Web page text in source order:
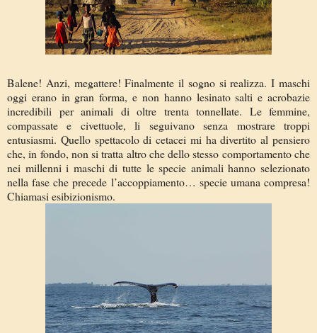
Balene! Anzi, megattere! Finalmente il sogno si realizza. I maschi
oggi erano in gran forma, e non hanno lesinato salti e acrobazie
incredibili per animali di oltre trenta tonnellate. Le femmine,
compassate e civettuole, li seguivano senza mostrare troppi
entusiasmi. Quello spettacolo di cetacei mi ha divertito al pensiero
che, in fondo, non si tratta altro che dello stesso comportamento che
nei millenni i maschi di tutte le specie animali hanno selezionato
nella fase che precede l’accoppiamento… specie umana compresa!
Chiamasi esibizionismo.